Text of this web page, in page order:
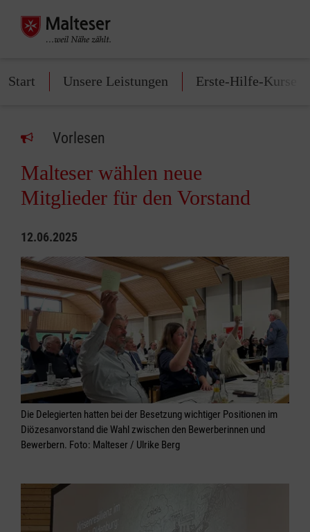
Start Unsere Leistungen Erste-Hilfe-Kurse
Vorlesen
Malteser wählen neue
Mitglieder für den Vorstand
12.06.2025
Die Delegierten hatten bei der Besetzung wichtiger Positionen im
Diözesanvorstand die Wahl zwischen den Bewerberinnen und
Bewerbern. Foto: Malteser / Ulrike Berg